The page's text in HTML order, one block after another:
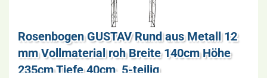
Ro­sen­bo­gen GUS­TAV Rund aus Me­tall 12
mm Voll­ma­te­ri­al roh Brei­te 140cm Höhe
235cm Tiefe 40cm, 5-​tei­lig